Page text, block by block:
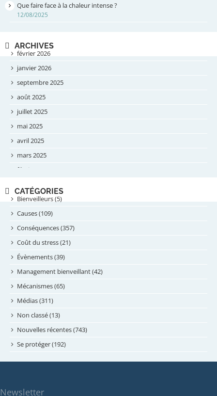
Que faire face à la chaleur intense ?
12/08/2025
ARCHIVES
février 2026
janvier 2026
septembre 2025
août 2025
juillet 2025
mai 2025
avril 2025
mars 2025
février 2025
septembre 2024
août 2024
juillet 2024
juin 2024
mai 2024
avril 2024
février 2024
janvier 2024
novembre 2023
octobre 2023
septembre 2023
mars 2023
CATÉGORIES
Bienveilleurs (5)
Causes (109)
Conséquences (357)
Coût du stress (21)
Évènements (39)
Management bienveillant (42)
Mécanismes (65)
Médias (311)
Non classé (13)
Nouvelles récentes (743)
Se protéger (192)
Newsletter